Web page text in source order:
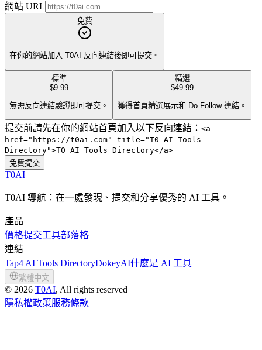
網站 URL
免費
在你的網站加入 T0AI 反向連結後即可提交。
標準
$9.99
無需反向連結驗證即可提交。
精選
$49.99
獲得首頁精選展示和 Do Follow 連結。
提交前請先在你的網站首頁加入以下反向連結： <a
href="https://t0ai.com" title="T0 AI Tools
Directory">T0 AI Tools Directory</a>
免費提交
T0AI
T0AI 導航：在一處發現、提交和分享優秀的 AI 工具。
產品
價格提交工具部落格
連結
Tap4 AI Tools DirectoryDokeyAI什麼是 AI 工具
繁體中文
© 2026 T0AI, All rights reserved
隱私權政策服務條款